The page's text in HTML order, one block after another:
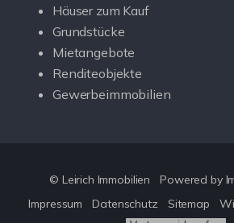
Häuser zum Kauf
Grundstücke
Mietangebote
Renditeobjekte
Gewerbeimmobilien
© Leirich Immobilien
Powered by
Impressum
Datenschutz Sitemap